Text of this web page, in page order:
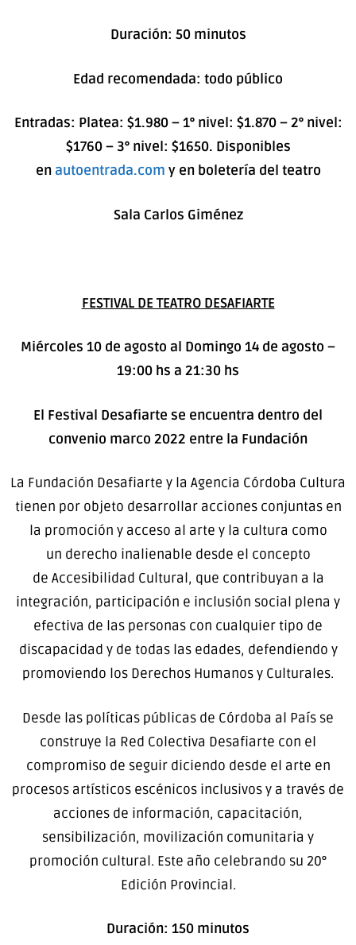
Duración: 50 minutos
Edad recomendada: todo público
Entradas: Platea: $1.980 – 1° nivel: $1.870 – 2° nivel:
$1760 – 3° nivel: $1650. Disponibles
en autoentrada.com y en boletería del teatro
Sala Carlos Giménez
FESTIVAL DE TEATRO DESAFIARTE
Miércoles 10 de agosto al Domingo 14 de agosto –
19:00 hs a 21:30 hs
El Festival Desafiarte se encuentra dentro del
convenio marco 2022 entre la Fundación
La Fundación Desafiarte y la Agencia Córdoba Cultura
tienen por objeto desarrollar acciones conjuntas en
la promoción y acceso al arte y la cultura como
un derecho inalienable desde el concepto
de Accesibilidad Cultural, que contribuyan a la
integración, participación e inclusión social plena y
efectiva de las personas con cualquier tipo de
discapacidad y de todas las edades, defendiendo y
promoviendo los Derechos Humanos y Culturales.
Desde las políticas públicas de Córdoba al País se
construye la Red Colectiva Desafiarte con el
compromiso de seguir diciendo desde el arte en
procesos artísticos escénicos inclusivos y a través de
acciones de información, capacitación,
sensibilización, movilización comunitaria y
promoción cultural. Este año celebrando su 20°
Edición Provincial.
Duración: 150 minutos